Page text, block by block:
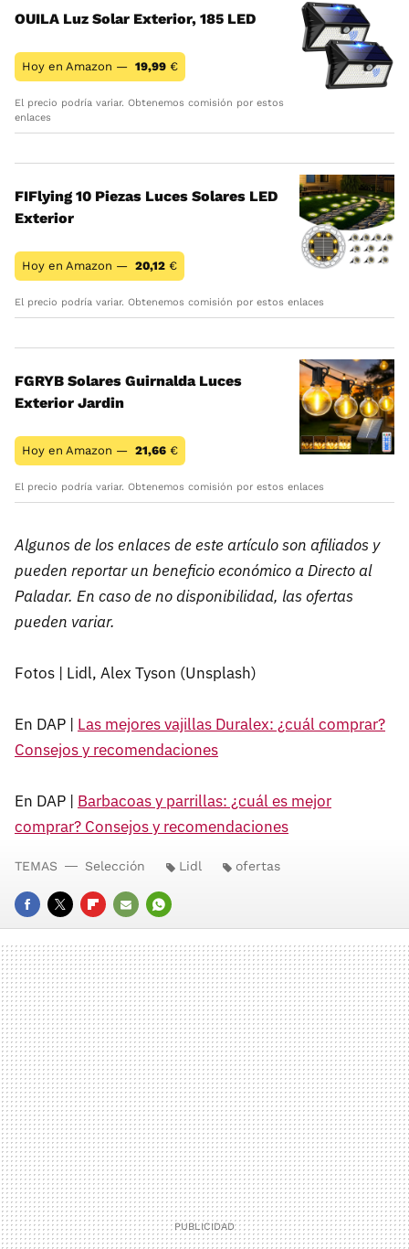
OUILA Luz Solar Exterior, 185 LED
Hoy en Amazon — 19,99 €
El precio podría variar. Obtenemos comisión por estos
enlaces
FIFlying 10 Piezas Luces Solares LED
Exterior
Hoy en Amazon — 20,12 €
El precio podría variar. Obtenemos comisión por estos enlaces
FGRYB Solares Guirnalda Luces
Exterior Jardin
Hoy en Amazon — 21,66 €
El precio podría variar. Obtenemos comisión por estos enlaces
Algunos de los enlaces de este artículo son afiliados y
pueden reportar un beneficio económico a Directo al
Paladar. En caso de no disponibilidad, las ofertas
pueden variar.
Fotos | Lidl, Alex Tyson (Unsplash)
En DAP | Las mejores vajillas Duralex: ¿cuál comprar?
Consejos y recomendaciones
En DAP | Barbacoas y parrillas: ¿cuál es mejor
comprar? Consejos y recomendaciones
FACEBOOK
TWITTERFLIPBOARD
E-
MAIL
WHATSAPP
TEMAS Selección Lidl ofertas